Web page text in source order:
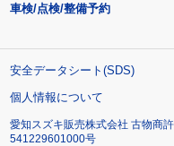
車検/点検/整備予約
安全データシート(SDS)
個人情報について
愛知スズキ販売株式会社 古物商
541229601000号